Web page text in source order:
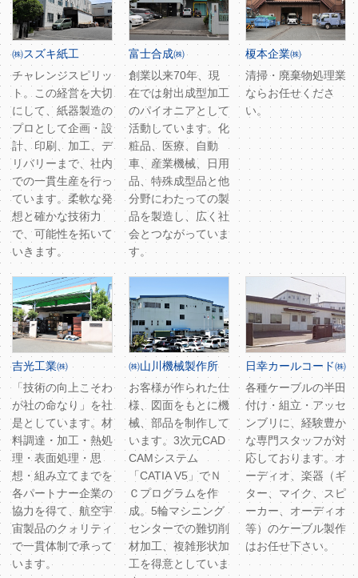
㈱スズキ紙工
チャレンジスピリッ
ト。この経営を大切
にして、紙器製造の
プロとして企画・設
計、印刷、加工、デ
リバリーまで、社内
での一貫生産を行っ
ています。柔軟な発
想と確かな技術力
で、可能性を拓いて
いきます。
富士合成㈱
創業以来70年、現
在では射出成型加工
のパイオニアとして
活動しています。化
粧品、医療、自動
車、産業機械、日用
品、特殊成型品と他
分野にわたっての製
品を製造し、広く社
会とつながっていま
す。
榎本企業㈱
清掃・廃棄物処理業
ならお任せくださ
い。
吉光工業㈱
「技術の向上こそわ
が社の命なり」を社
是としています。材
料調達・加工・熱処
理・表面処理・思
想・組み立てまでを
各パートナー企業の
協力を得て、航空宇
宙製品のクォリティ
で一貫体制で承って
います。
㈱山川機械製作所
お客様が作られた仕
様、図面をもとに機
械、部品を制作して
います。3次元CAD
CAMシステム
「CATIA V5」でＮ
Ｃプログラムを作
成。5輪マシニング
センターでの難切削
材加工、複雑形状加
工を得意としていま
日幸カールコード㈱
各種ケーブルの半田
付け・組立・アッセ
ンブリに、経験豊か
な専門スタッフが対
応しております。オ
ーディオ、楽器（ギ
ター、マイク、スピ
ーカー、オーディオ
等）のケーブル製作
はお任せ下さい。